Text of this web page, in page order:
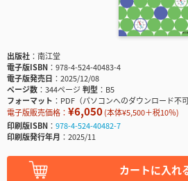
出版社
南江堂
電子版ISBN
978-4-524-40483-4
電子版発売日
2025/12/08
ページ数
344ページ判型
B5
フォーマット
PDF（パソコンへのダウンロード不可
電子版販売価格： ¥6,050(本体¥5,500＋税10％)
印刷版ISBN
978-4-524-40482-7
印刷版発行年月
2025/11
カートに入れ